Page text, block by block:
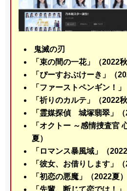
鬼滅の刃
「束の間の一花」（2022秋
「ぴーすおぶけーき」（
「ファーストペンギン！」
「祈りのカルテ」（2022秋
「霊媒探偵 城塚翡翠」（
「オクトー ～感情捜査官
夏）
「ロマンス暴風域」（2022
「彼女、お借りします」（
「初恋の悪魔」（2022夏）
「先輩、断じて恋では！」